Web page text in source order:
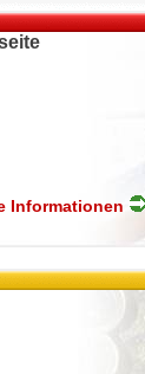
Informationen